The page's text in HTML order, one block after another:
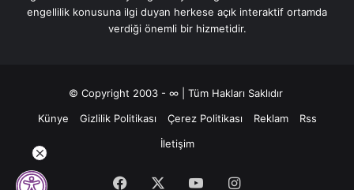
engellilik konusuna ilgi duyan herkese açık interaktif ortamda
verdiği önemli bir hizmetidir.
© Copyright 2003 - ∞ | Tüm Hakları Saklıdır
Künye
Gizlilik Politikası Çerez Politikası Reklam
Rss
İletişim
Facebook YouTubeInstagram